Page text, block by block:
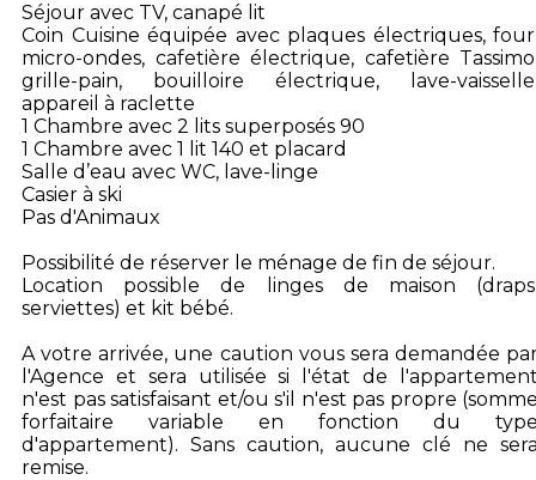
Séjour avec TV, canapé lit
Coin Cuisine équipée avec plaques électriques,
micro-ondes, cafetière électrique, cafetière
grille-pain, bouilloire électrique, lave-
appareil à raclette
1 Chambre avec 2 lits superposés 90
1 Chambre avec 1 lit 140 et placard
Salle d’eau avec WC, lave-linge
Casier à ski
Pas d'Animaux
Possibilité de réserver le ménage de fin de séjour.
Location possible de linges de maison
serviettes) et kit bébé.
A votre arrivée, une caution vous sera demandée
l'Agence et sera utilisée si l'état de
n'est pas satisfaisant et/ou s'il n'est pas propre
forfaitaire variable en fonction du
d'appartement). Sans caution, aucune clé ne
remise.